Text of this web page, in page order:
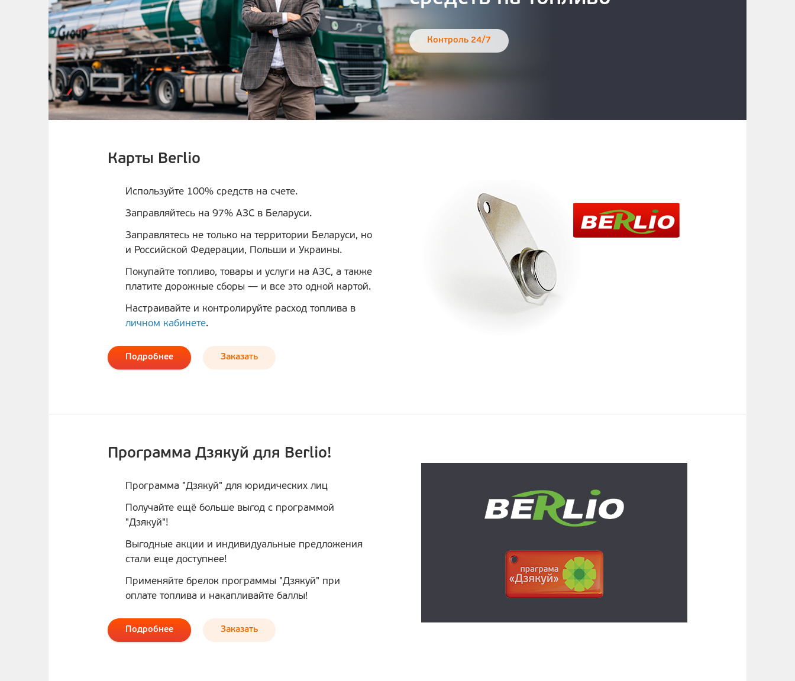
Контроль 24/7
Карты Berlio
Используйте 100% средств на счете.
Заправляйтесь на 97% АЗС в Беларуси.
Заправлятесь не только на территории Беларуси, но
и Российской Федерации, Польши и Украины.
Покупайте топливо, товары и услуги на АЗС, а также
платите дорожные сборы — и все это одной картой.
Настраивайте и контролируйте расход топлива в
личном кабинете.
Подробнее Заказать
Программа Дзякуй для Berlio!
Программа "Дзякуй" для юридических лиц
Получайте ещё больше выгод с программой
"Дзякуй"!
Выгодные акции и индивидуальные предложения
стали еще доступнее!
Применяйте брелок программы "Дзякуй" при
оплате топлива и накапливайте баллы!
Подробнее Заказать